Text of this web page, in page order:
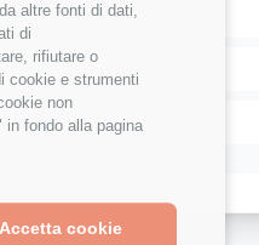
altre fonti di dati,
di
rifiutare o
cookie e strumenti
non
fondo alla pagina
Accetta cookie